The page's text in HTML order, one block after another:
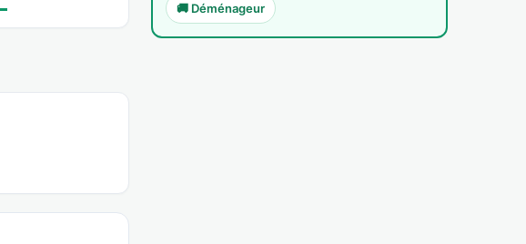
🚚 Déménageur